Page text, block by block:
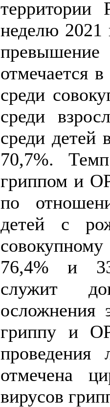
территории
неделю 2021
отмечается
среди
среди
среди детей
70,7%. Темп
гриппом и
по
детей с
76,4% и
служит
осложнения
гриппу и
проведения
отмечена
вирусов